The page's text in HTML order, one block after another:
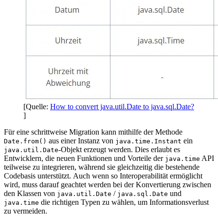
[Quelle: How to convert java.util.Date to java.sql.Date?
]
Für eine schrittweise Migration kann mithilfe der Methode
Date.from() aus einer Instanz von java.time.Instant ein
java.util.Date-Objekt erzeugt werden. Dies erlaubt es
Entwicklern, die neuen Funktionen und Vorteile der java.time API
teilweise zu integrieren, während sie gleichzeitig die bestehende
Codebasis unterstützt. Auch wenn so Interoperabilität ermöglicht
wird, muss darauf geachtet werden bei der Konvertierung zwischen
den Klassen von java.util.Date / java.sql.Date und
java.time die richtigen Typen zu wählen, um Informationsverlust
zu vermeiden.